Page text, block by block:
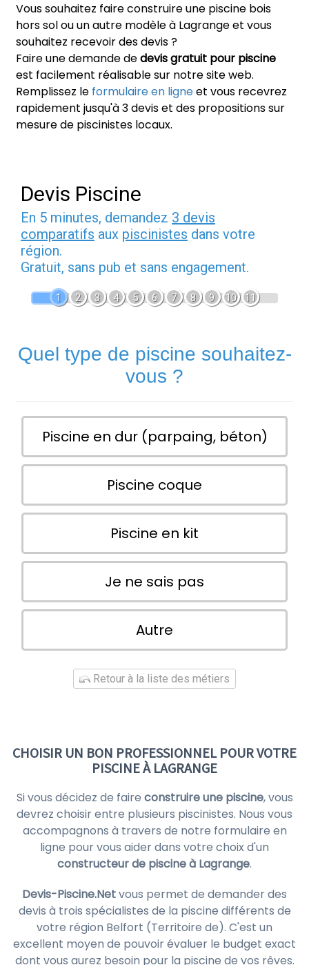
Vous souhaitez faire construire une piscine bois
hors sol ou un autre modèle à Lagrange et vous
souhaitez recevoir des devis ?
Faire une demande dedevis gratuit pour piscine
est facilement réalisable sur notre site web.
Remplissez le formulaire en ligneet vous recevrez
rapidement jusqu'à 3 devis et des propositions sur
mesure de piscinistes locaux.
Devis Piscine
En 5 minutes, demandez 3 devis
comparatifs aux piscinistes dans votre
région.
Gratuit, sans pub et sans engagement.
1 2 3 4 5 6 7 8 9 10 11
Quel type de piscine souhaitez-
vous ?
Piscine en dur (parpaing, béton)
Piscine coque
Piscine en kit
Je ne sais pas
Autre
Retour à la liste des métiers
CHOISIR UN BON PROFESSIONNEL POUR VOTRE
PISCINE À LAGRANGE
Si vous décidez de faire construire une piscine, vous
devrez choisir entre plusieurs piscinistes. Nous vous
accompagnons à travers de notre formulaire en
ligne pour vous aider dans votre choix d'un
constructeur de piscine à Lagrange.
Devis-Piscine.Netvous permet de demander des
devis à trois spécialistes de la piscine différents de
votre région Belfort (Territoire de). C'est un
excellent moyen de pouvoir évaluer le budget exact
dont vous aurez besoin pour la piscine de vos rêves.